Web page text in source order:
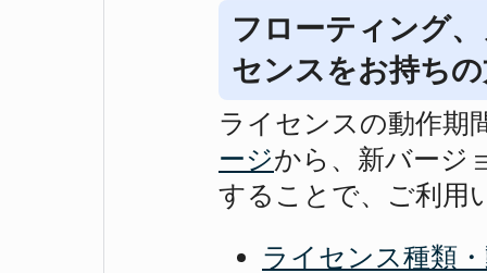
フローティング
センスをお持ち
ライセンスの動作期
ージから、新バージ
することで、ご利用
ライセンス種類